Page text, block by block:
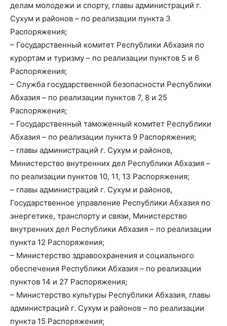
делам молодежи и спорту, главы администраций г.
Сухум и районов – по реализации пункта 3
Распоряжения;
– Государственный комитет Республики Абхазия по
курортам и туризму – по реализации пунктов 5 и 6
Распоряжения;
– Служба государственной безопасности Республики
Абхазия – по реализации пунктов 7, 8 и 25
Распоряжения;
– Государственный таможенный комитет Республики
Абхазия – по реализации пункта 9 Распоряжения;
– главы администраций г. Сухум и районов,
Министерство внутренних дел Республики Абхазия –
по реализации пунктов 10, 11, 13 Распоряжения;
– главы администраций г. Сухум и районов,
Государственное управление Республики Абхазия по
энергетике, транспорту и связи, Министерство
внутренних дел Республики Абхазия – по реализации
пункта 12 Распоряжения;
– Министерство здравоохранения и социального
обеспечения Республики Абхазия – по реализации
пунктов 14 и 27 Распоряжения;
– Министерство культуры Республики Абхазия, главы
администраций г. Сухум и районов – по реализации
пункта 15 Распоряжения;